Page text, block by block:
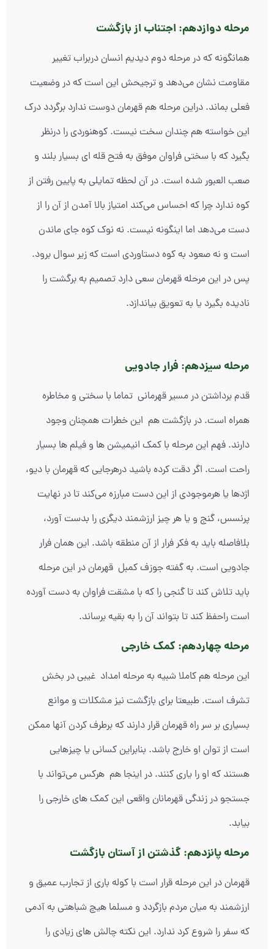
مرحله دوازدهم: اجتناب از بازگشت
همانگونه که در مرحله دوم دیدیم انسان دربراب تغییر
مقاومت نشان می‌دهد و ترجیحش این است که در وضعیت
فعلی بماند. دراین مرحله هم قهرمان دوست ندارد برگردد درک
این خواسته هم چندان سخت نیست. کوهنوردی را درنظر
بگیرد که با سختی فراوان موفق به فتح قله ای بسیار بلند و
صعب العبور شده است. در آن لحظه تمایلی به پایین رفتن از
کوه ندارد چرا که احساس می‌کند امتیاز بالا آمدن از آن را از
دست می‌دهد اما اینگونه نیست. نه نوک کوه جای ماندن
است و نه صعود به کوه دستاوردی است که زیر سوال برود.
پس در این مرحله قهرمان سعی دارد تصمیم به برگشت را
نادیده بگیرد یا به تعویق بیاندازد.
مرحله سیزدهم: فرار جادویی
قدم برداشتن در مسیر قهرمانی تماما با سختی و مخاطره
همراه است. در بازگشت هم این خطرات همچنان وجود
دارند. فهم این مرحله با کمک انیمیشن ها و فیلم ها بسیار
راحت است. اگر دقت کرده باشید درهرجایی که قهرمان با دیو،
اژدها یا هرموجودی از این دست مبارزه می‌کند تا در نهایت
پرنسس، گنج و یا هر چیز ارزشمند دیگری را بدست آورد،
بلافاصله باید به فکر فرار از آن منطقه باشد. این همان فرار
جادویی است. به گفته جوزف کمبل قهرمان در این مرحله
باید تلاش کند تا گنجی را که با مشقت فراوان به دست آورده
است راحفظ کند تا بتواند آن را به بقیه برساند.
مرحله چهاردهم: کمک خارجی
این مرحله هم کاملا شبیه به مرحله امداد غیبی در بخش
تشرف است. طبیعتا برای بازگشت نیز مشکلات و موانع
بسیاری بر سر راه قهرمان قرار دارند که برطرف کردن آنها ممکن
است از توان او خارج باشد. بنابراین کسانی یا چیزهایی
هستند که او را یاری کنند. در اینجا هم هرکس می‌تواند با
جستجو در زندگی قهرمانان واقعی این کمک های خارجی را
بیابد.
مرحله پانزدهم: گذشتن از آستان بازگشت
قهرمان در این مرحله قرار است با کوله باری از تجارب عمیق و
ارزشمند به میان مردم بازگردد و مسلما هیچ شباهتی به آدمی
که سفر را شروع کرد ندارد. این نکته چالش های زیادی را